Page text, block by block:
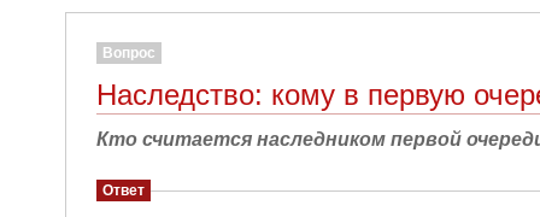
Вопрос
Наследство: кому в первую
Кто считается наследником первой
Ответ